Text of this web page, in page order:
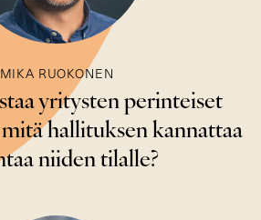
MIKA RUOKONEN
yritysten perinteiset
hallituksen kannattaa
niiden tilalle?